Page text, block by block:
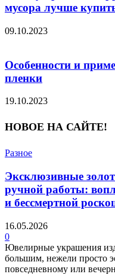
мусора лучше
09.10.2023
Особенности и
пленки
19.10.2023
НОВОЕ НА САЙТЕ!
Разное
Эксклюзивные
ручной работы:
и бессмертной
16.05.2026
0
Ювелирные украшения
большим, нежели просто
повседневному или